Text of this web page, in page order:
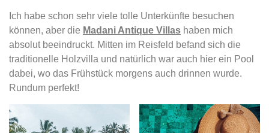
Ich habe schon sehr viele tolle Unterkünfte besuchen
können, aber die Madani Antique Villas haben mich
absolut beeindruckt. Mitten im Reisfeld befand sich die
traditionelle Holzvilla und natürlich war auch hier ein Pool
dabei, wo das Frühstück morgens auch drinnen wurde.
Rundum perfekt!